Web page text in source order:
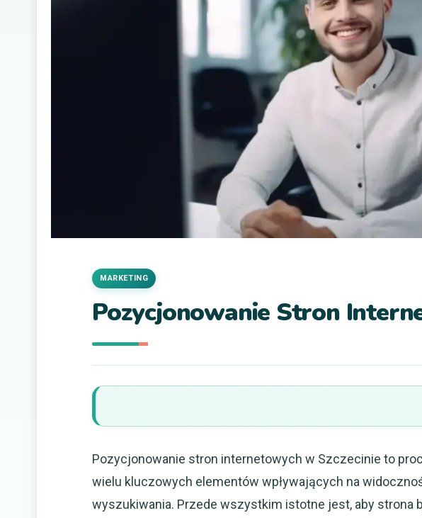
Pozycjonowanie Stron
MARKETING
Pozycjonowanie stron internetowych w Szczecinie to
wielu kluczowych elementów wpływających na
wyszukiwania. Przede wszystkim istotne jest, aby strona